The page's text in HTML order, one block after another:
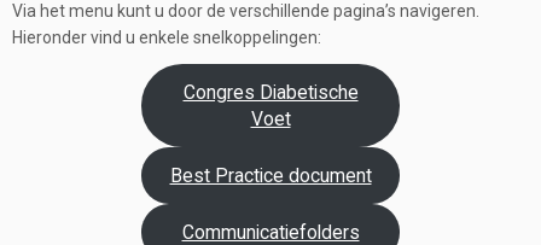
Via het menu kunt u door de verschillende pagina’s navigeren.
Hieronder vind u enkele snelkoppelingen:
Congres Diabetische
Voet
Best Practice document
Communicatiefolders